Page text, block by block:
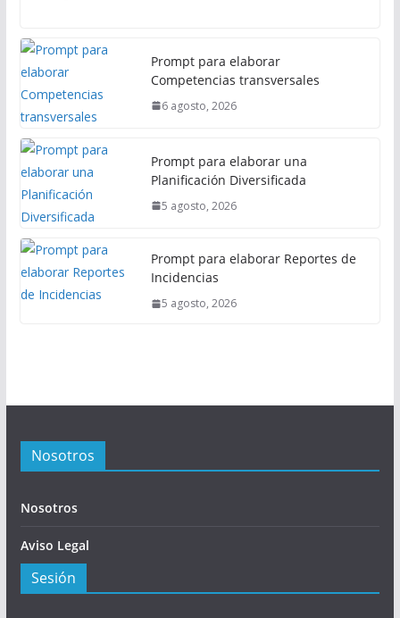
Prompt para elaborar
Competencias transversales
6 agosto, 2026
Prompt para elaborar una
Planificación Diversificada
5 agosto, 2026
Prompt para elaborar Reportes de
Incidencias
5 agosto, 2026
Nosotros
Nosotros
Aviso Legal
Sesión